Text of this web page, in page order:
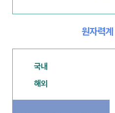
원자력계
국내
해외